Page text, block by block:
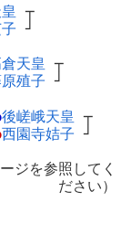
┬
┘
天皇 ┬
殖子 ┘
後嵯峨天皇 ┬
西園寺姞子 ┘
ジを参照してく
ださい）